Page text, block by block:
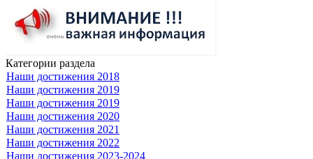
Категории раздела
Наши достижения 2018
Наши достижения 2019
Наши достижения 2019
Наши достижения 2020
Наши достижения 2021
Наши достижения 2022
Наши достижения 2023-2024